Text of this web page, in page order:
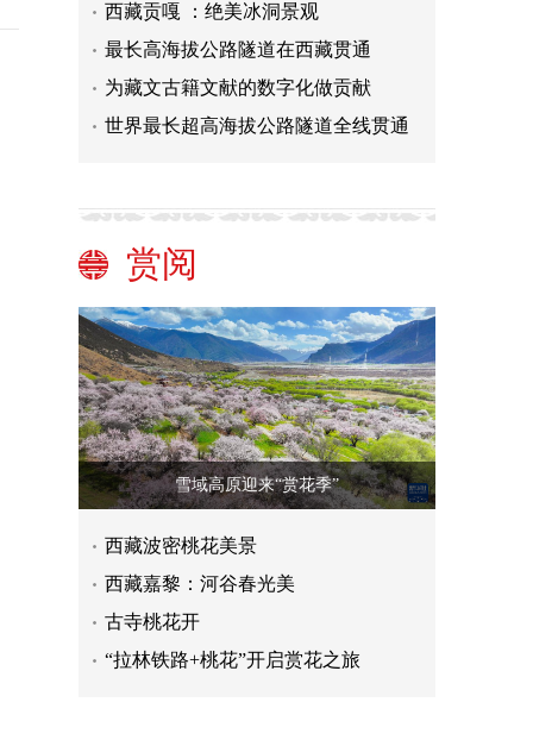
西藏贡嘎 ：绝美冰洞景观
最长高海拔公路隧道在西藏贯通
为藏文古籍文献的数字化做贡献
世界最长超高海拔公路隧道全线贯通
赏阅
雪域高原迎来“赏花季”
西藏波密桃花美景
西藏嘉黎：河谷春光美
古寺桃花开
“拉林铁路+桃花”开启赏花之旅